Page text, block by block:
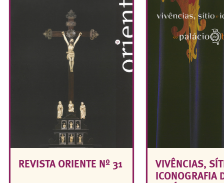
REVISTA ORIENTE Nº 31
VIVÊNCIAS,
ICONOGRAFIA